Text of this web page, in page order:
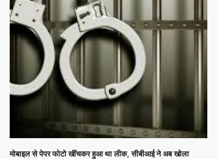
मोबाइल से पेपर फोटो खींचकर हुआ था लीक, सीबीआई ने अब खोला